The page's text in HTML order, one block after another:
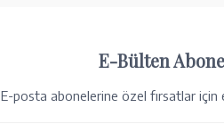
E-Bülten
E-posta abonelerine özel fırsatlar için